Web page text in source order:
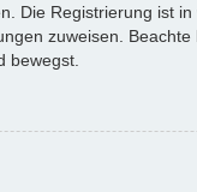
Die Registrierung ist
zuweisen.
bewegst.